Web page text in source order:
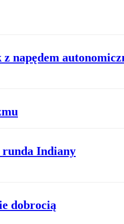
z napędem
Indiany
dobrocią